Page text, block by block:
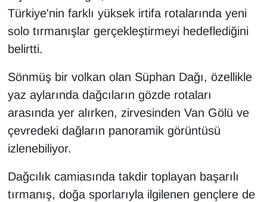
Türkiye'nin farklı yüksek irtifa rotalarında yeni
solo tırmanışlar gerçekleştirmeyi hedeflediğini
belirtti.
Sönmüş bir volkan olan Süphan Dağı, özellikle
yaz aylarında dağcıların gözde rotaları
arasında yer alırken, zirvesinden Van Gölü ve
çevredeki dağların panoramik görüntüsü
izlenebiliyor.
Dağcılık camiasında takdir toplayan başarılı
tırmanış, doğa sporlarıyla ilgilenen gençlere de
SİYASET
SPOR
TEKNOLOJİ
Turizm
VAN'DA SPOR
Vasıta